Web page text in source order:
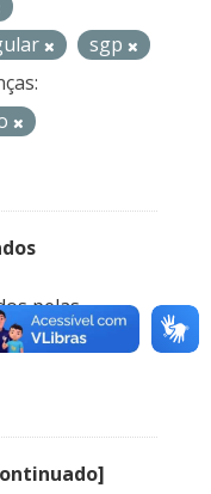
sgp
pelas
de